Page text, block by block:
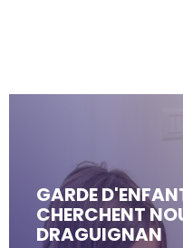
GARDE
CHERCHENT
DRAGUIGNAN